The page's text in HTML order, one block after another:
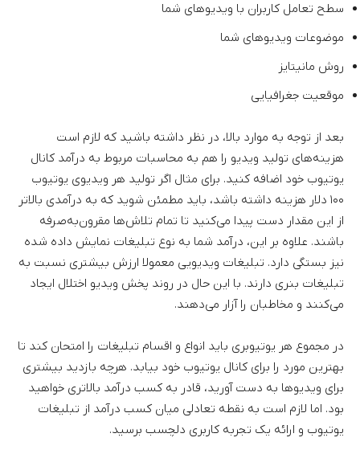
سطح تعامل کاربران با ویدیوهای شما
موضوعات ویدیوهای شما
روش مانیتایز
موقعیت جغرافیایی
بعد از توجه به موارد بالا، در نظر داشته باشید که لازم است
هزینه‌های تولید ویدیو را هم به محاسبات مربوط به درآمد کانال
یوتیوب خود اضافه کنید. برای مثال اگر تولید هر ویدیوی یوتیوب
۱۰۰ دلار هزینه داشته باشد، باید مطمئن شوید که به درآمدی بالاتر
از این مقدار دست پیدا می‌کنید تا تمام تلاش‌ها مقرون‌به‌صرفه
باشند. علاوه بر این، درآمد شما به نوع تبلیغات نمایش داده شده
نیز بستگی دارد. تبلیغات ویدیویی معمولا ارزش بیشتری نسبت به
تبلیغات بنری دارند. با این حال در روند پخش ویدیو اختلال ایجاد
می‌کنند و مخاطبان را آزار می‌دهند.
در مجموع هر یوتیوبری باید انواع و اقسام تبلیغات را امتحان کند تا
بهترین مورد را برای کانال یوتیوب خود بیابد. هرچه بازدید بیشتری
برای ویدیوها به دست آورید، قادر به کسب درآمد بالاتری خواهید
بود. اما لازم است به نقطه تعادلی میان کسب درآمد از تبلیغات
یوتیوب و ارائه یک تجربه کاربری دلچسب برسید.